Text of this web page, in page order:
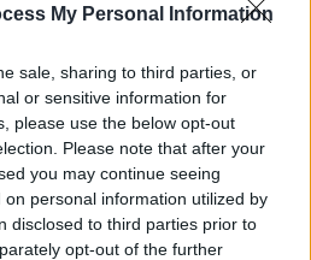
My Personal Information
sale, sharing to third parties, or
or sensitive information for
please use the below opt-out
Please note that after your
you may continue seeing
personal information utilized by
disclosed to third parties prior to
opt-out of the further
Véleménye szerint
re nagyon kicsi
maradt, hogy elérje a
szerint komoly
ha mégis az IMF-hez
noha az
az országnak.